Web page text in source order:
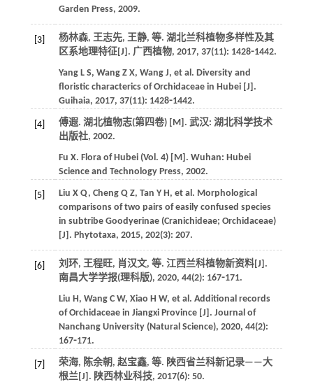
Garden Press, 2009.
[3] 杨林森, 王志先, 王静, 等. 湖北兰科植物多样性及其
区系地理特征[J]. 广西植物, 2017, 37(11): 1428⁃1442.
Yang L S, Wang Z X, Wang J, et al. Diversity and
floristic characterics of Orchidaceae in Hubei [J].
Guihaia, 2017, 37(11): 1428⁃1442.
[4] 傅遐. 湖北植物志(第四卷)[M]. 武汉: 湖北科学技术
出版社, 2002.
Fu X. Flora of Hubei (Vol. 4)[M]. Wuhan: Hubei
Science and Technology Press, 2002.
[5] Liu X Q, Cheng Q Z, Tan Y H, et al. Morphological
comparisons of two pairs of easily confused species
in subtribe Goodyerinae (Cranichideae; Orchidaceae)
[J]. Phytotaxa, 2015, 202(3): 207.
[6] 刘环, 王程旺, 肖汉文, 等. 江西兰科植物新资料[J].
南昌大学学报(理科版), 2020, 44(2): 167⁃171.
Liu H, Wang C W, Xiao H W, et al. Additional records
of Orchidaceae in Jiangxi Province [J]. Journal of
Nanchang University (Natural Science), 2020, 44(2):
167⁃171.
[7] 荣海, 陈余朝, 赵宝鑫, 等. 陕西省兰科新记录——大
根兰[J]. 陕西林业科技, 2017(6): 50.